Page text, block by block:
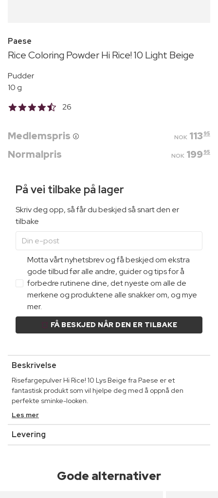
Paese
Rice Coloring Powder Hi Rice! 10 Light Beige
Pudder
10 g
26
Medlemspris NOK 113 95
Normalpris NOK 199 95
På vei tilbake på lager
Skriv deg opp, så får du beskjed så snart den er
tilbake
Motta vårt nyhetsbrev og få beskjed om ekstra
gode tilbud før alle andre, guider og tips for å
forbedre rutinene dine, det nyeste om alle de
merkene og produktene alle snakker om, og mye
mer.
FÅ BESKJED NÅR DEN ER TILBAKE
Beskrivelse
Risefargepulver Hi Rice! 10 Lys Beige fra Paese er et
fantastisk produkt som vil hjelpe deg med å oppnå den
perfekte sminke-looken.
Les mer
Levering
Gode alternativer